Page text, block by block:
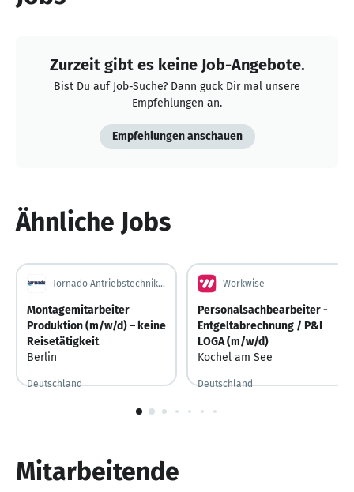
Zurzeit gibt es keine Job-Angebote.
Bist Du auf Job-Suche? Dann guck Dir mal unsere
Empfehlungen an.
Empfehlungen anschauen
Ähnliche Jobs
Tornado Antriebstechnik GmbH
Montagemitarbeiter
Produktion (m/w/d) – keine
Reisetätigkeit
Berlin
Deutschland
Workwise
Personalsachbearbeiter -
Entgeltabrechnung / P&I
LOGA (m/w/d)
Kochel am See
Deutschland
1
Mitarbeitende